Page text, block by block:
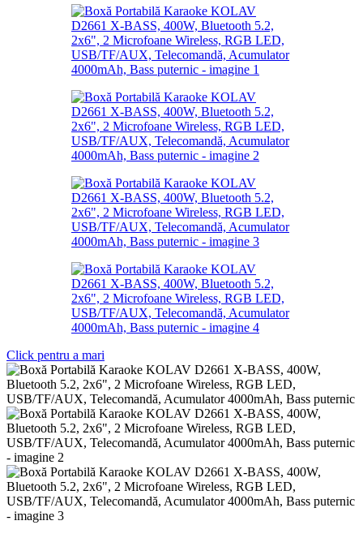
Click pentru a mari